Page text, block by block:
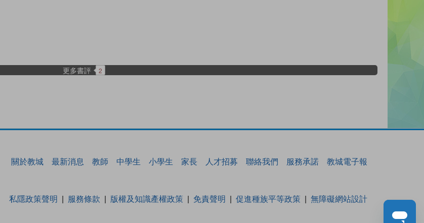
更多書評 2
關於教城 最新消息 教師 中學生 小學生 家長 人才招募 聯絡我們 服務承諾 教城電子報
私隱政策聲明 服務條款 版權及知識產權政策 免責聲明 促進種族平等政策 無障礙網站設計